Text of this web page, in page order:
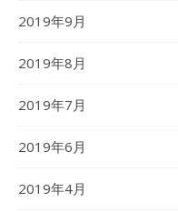
2019年9月
2019年8月
2019年7月
2019年6月
2019年4月